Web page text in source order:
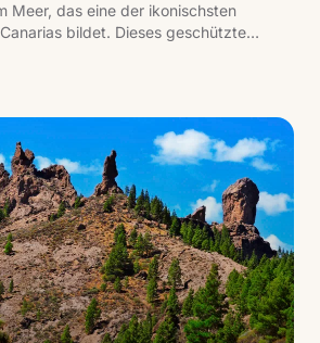
Meer, das eine der ikonischsten
bildet. Dieses geschützte